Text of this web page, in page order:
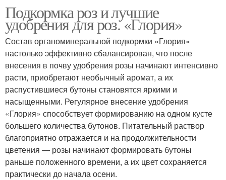
Подкормка роз и лучшие
удобрения для роз. «Глория»
Состав органоминеральной подкормки «Глория»
настолько эффективно сбалансирован, что после
внесения в почву удобрения розы начинают интенсивно
расти, приобретают необычный аромат, а их
распустившиеся бутоны становятся яркими и
насыщенными. Регулярное внесение удобрения
«Глория» способствует формированию на одном кусте
большего количества бутонов. Питательный раствор
благоприятно отражается и на продолжительности
цветения — розы начинают формировать бутоны
раньше положенного времени, а их цвет сохраняется
практически до начала осени.